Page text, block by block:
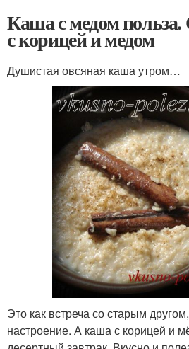
Каша с медом
с корицей и медом
Душистая овсяная каша утром…
Это как встреча со старым
настроение. А каша с корицей и